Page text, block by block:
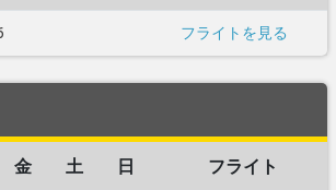
フライトを見る
金 土 日 フライト